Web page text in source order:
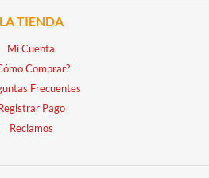
LA TIENDA
Mi Cuenta
Comprar?
Frecuentes
Pago
Reclamos